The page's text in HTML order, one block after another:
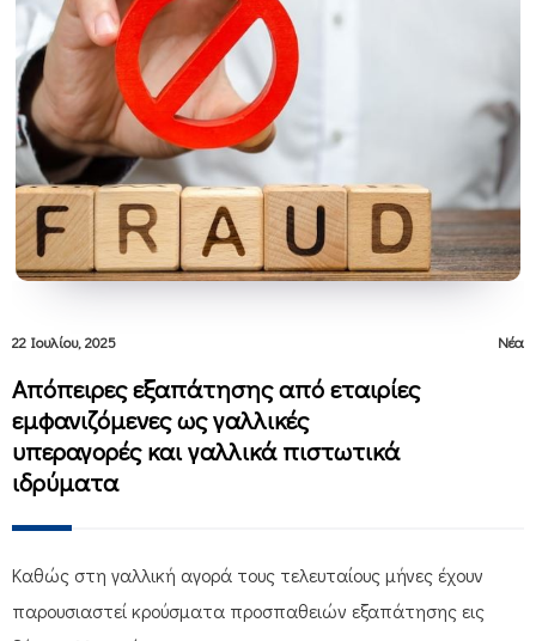
22 Ιουλίου, 2025 Νέα
Απόπειρες εξαπάτησης από εταιρίες
εμφανιζόμενες ως γαλλικές
υπεραγορές και γαλλικά πιστωτικά
ιδρύματα
Καθώς στη γαλλική αγορά τους τελευταίους μήνες έχουν
παρουσιαστεί κρούσματα προσπαθειών εξαπάτησης εις